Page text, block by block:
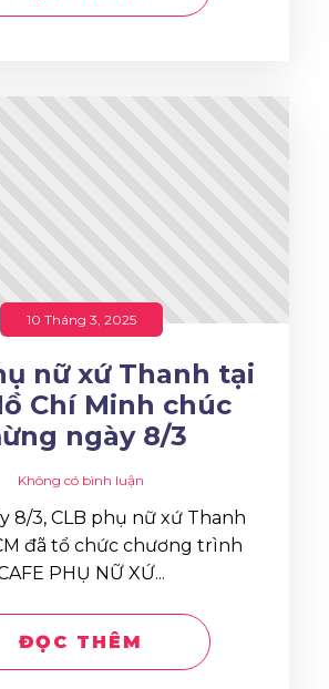
10 Tháng 3, 2025
nữ xứ Thanh tại
Chí Minh chúc
ngày 8/3
Không có bình luận
8/3, CLB phụ nữ xứ Thanh
đã tổ chức chương trình
PHỤ NỮ XỨ...
ĐỌC THÊM